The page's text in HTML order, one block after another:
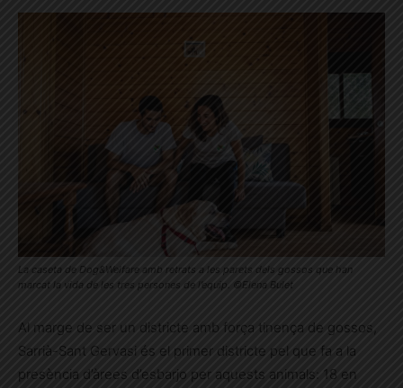
La caseta de Dog&Welfare amb retrats a les parets dels gossos que han
marcat la vida de les tres persones de l’equip. ©Elena Bulet
Al marge de ser un districte amb força tinença de gossos,
Sarrià-Sant Gervasi és el primer districte pel que fa a la
presència d’àrees d’esbarjo per aquests animals: 18 en